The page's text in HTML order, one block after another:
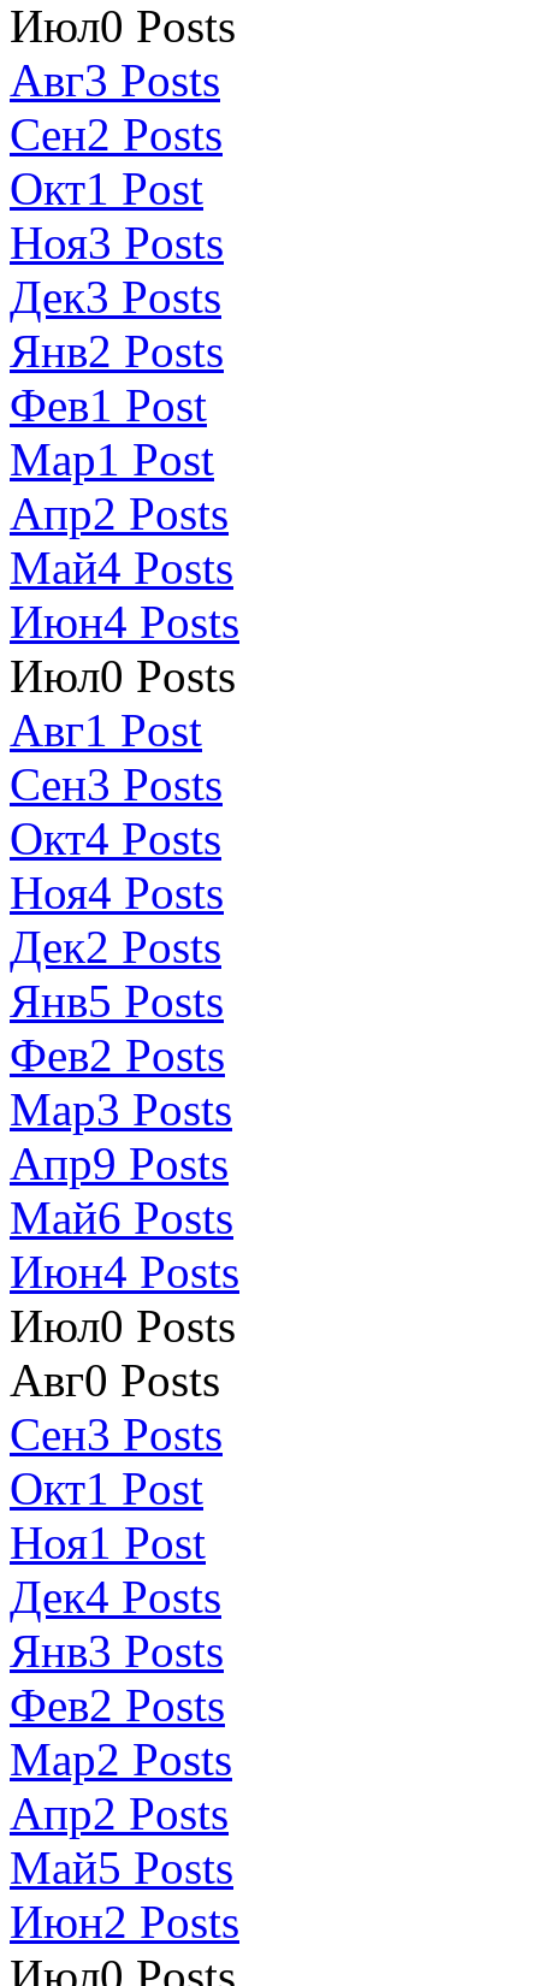
Июл0 Posts
Авг3 Posts
Сен2 Posts
Окт1 Post
Ноя3 Posts
Дек3 Posts
Янв2 Posts
Фев1 Post
Мар1 Post
Апр2 Posts
Май4 Posts
Июн4 Posts
Июл0 Posts
Авг1 Post
Сен3 Posts
Окт4 Posts
Ноя4 Posts
Дек2 Posts
Янв5 Posts
Фев2 Posts
Мар3 Posts
Апр9 Posts
Май6 Posts
Июн4 Posts
Июл0 Posts
Авг0 Posts
Сен3 Posts
Окт1 Post
Ноя1 Post
Дек4 Posts
Янв3 Posts
Фев2 Posts
Мар2 Posts
Апр2 Posts
Май5 Posts
Июн2 Posts
Июл0 Posts